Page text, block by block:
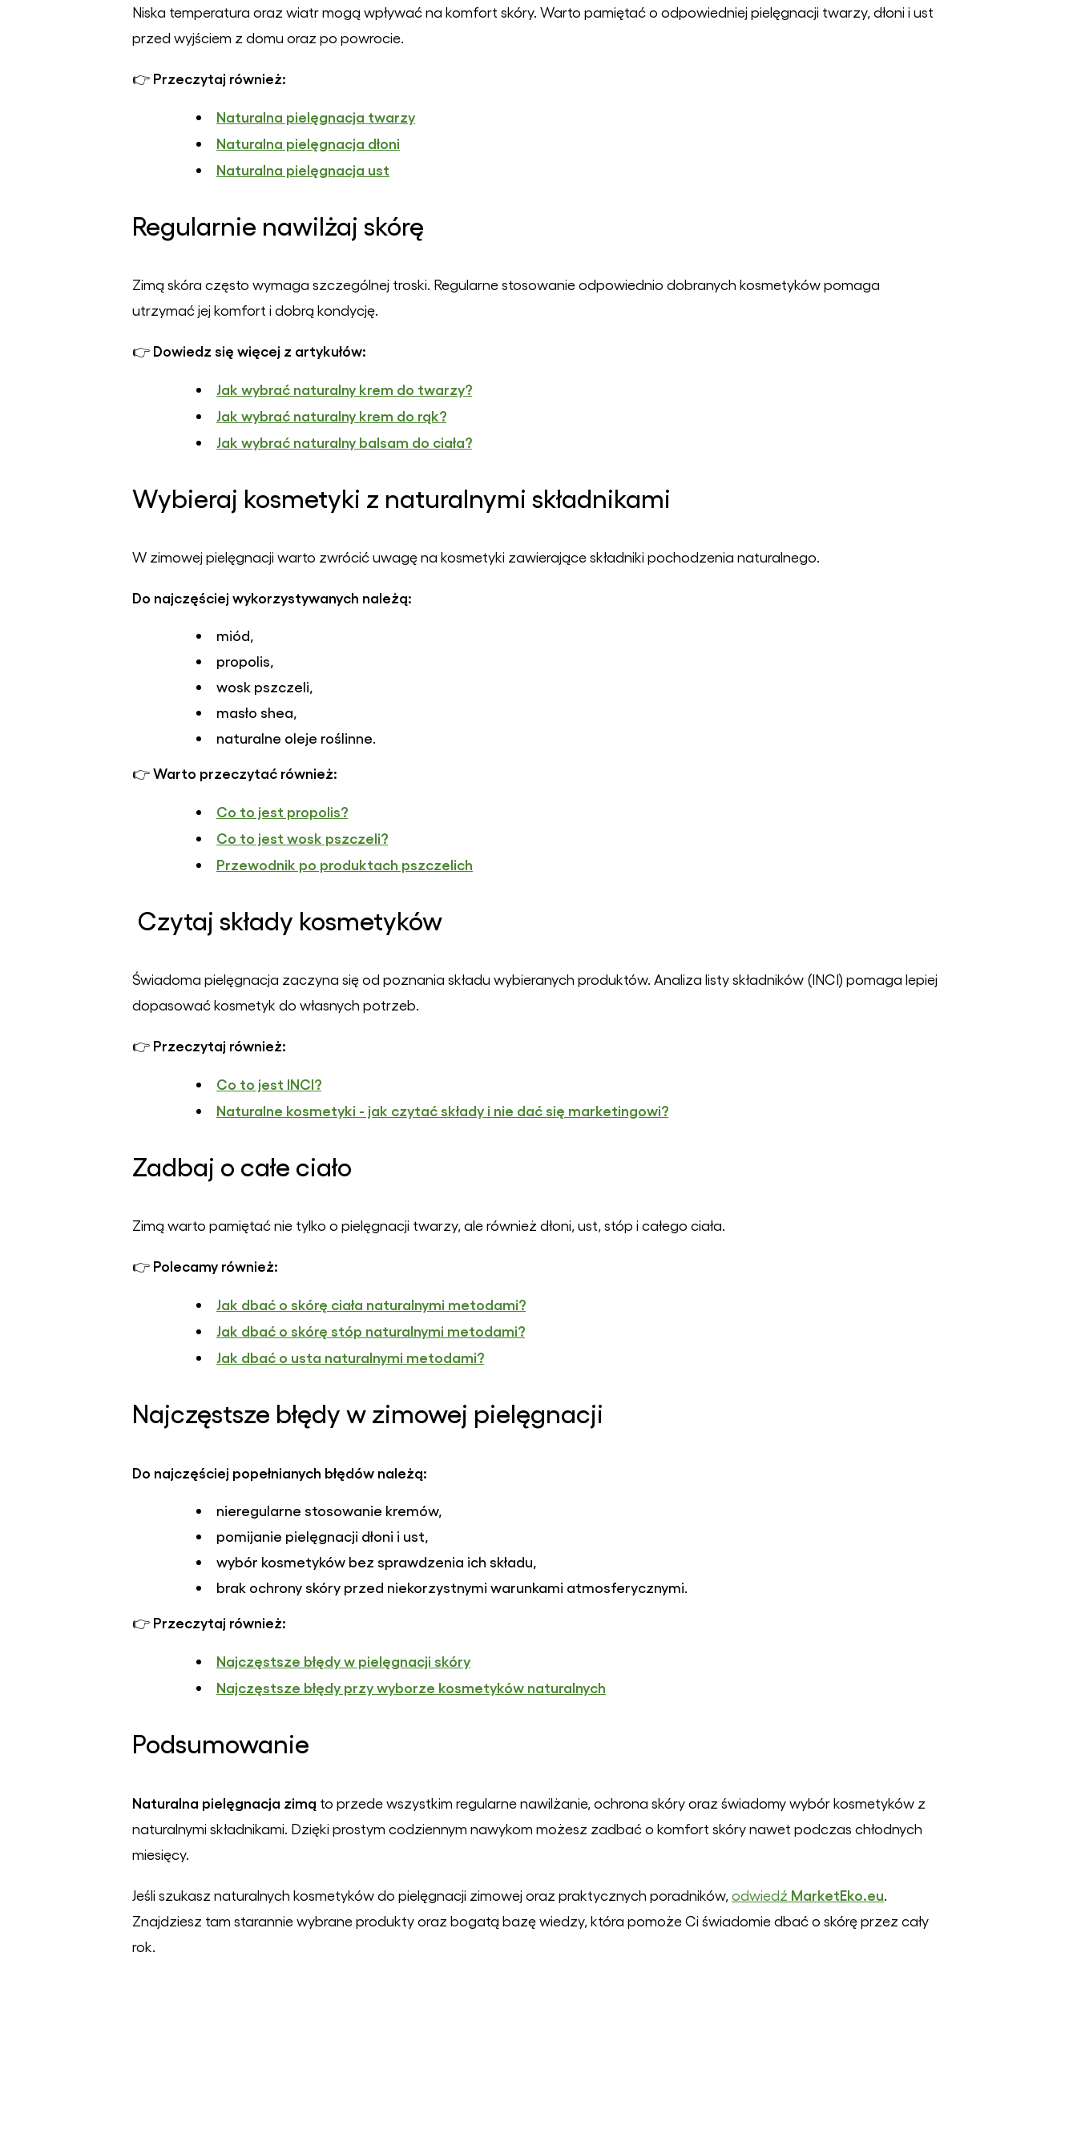
Niska temperatura oraz wiatr mogą wpływać na komfort skóry. Warto pamiętać o odpowiedniej pielęgnacji twarzy, dłoni i ust
przed wyjściem z domu oraz po powrocie.
👉 Przeczytaj również:
Naturalna pielęgnacja twarzy
Naturalna pielęgnacja dłoni
Naturalna pielęgnacja ust
Regularnie nawilżaj skórę
Zimą skóra często wymaga szczególnej troski. Regularne stosowanie odpowiednio dobranych kosmetyków pomaga
utrzymać jej komfort i dobrą kondycję.
👉 Dowiedz się więcej z artykułów:
Jak wybrać naturalny krem do twarzy?
Jak wybrać naturalny krem do rąk?
Jak wybrać naturalny balsam do ciała?
Wybieraj kosmetyki z naturalnymi składnikami
W zimowej pielęgnacji warto zwrócić uwagę na kosmetyki zawierające składniki pochodzenia naturalnego.
Do najczęściej wykorzystywanych należą:
miód,
propolis,
wosk pszczeli,
masło shea,
naturalne oleje roślinne.
👉Warto przeczytać również:
Co to jest propolis?
Co to jest wosk pszczeli?
Przewodnik po produktach pszczelich
Czytaj składy kosmetyków
Świadoma pielęgnacja zaczyna się od poznania składu wybieranych produktów. Analiza listy składników (INCI) pomaga lepiej
dopasować kosmetyk do własnych potrzeb.
👉 Przeczytaj również:
Co to jest INCI?
Naturalne kosmetyki - jak czytać składy i nie dać się marketingowi?
Zadbaj o całe ciało
Zimą warto pamiętać nie tylko o pielęgnacji twarzy, ale również dłoni, ust, stóp i całego ciała.
👉 Polecamy również:
Jak dbać o skórę ciała naturalnymi metodami?
Jak dbać o skórę stóp naturalnymi metodami?
Jak dbać o usta naturalnymi metodami?
Najczęstsze błędy w zimowej pielęgnacji
Do najczęściej popełnianych błędów należą:
nieregularne stosowanie kremów,
pomijanie pielęgnacji dłoni i ust,
wybór kosmetyków bez sprawdzenia ich składu,
brak ochrony skóry przed niekorzystnymi warunkami atmosferycznymi.
👉 Przeczytaj również:
Najczęstsze błędy w pielęgnacji skóry
Najczęstsze błędy przy wyborze kosmetyków naturalnych
Podsumowanie
Naturalna pielęgnacja zimą to przede wszystkim regularne nawilżanie, ochrona skóry oraz świadomy wybór kosmetyków z
naturalnymi składnikami. Dzięki prostym codziennym nawykom możesz zadbać o komfort skóry nawet podczas chłodnych
miesięcy.
Jeśli szukasz naturalnych kosmetyków do pielęgnacji zimowej oraz praktycznych poradników, odwiedź MarketEko.eu
Znajdziesz tam starannie wybrane produkty oraz bogatą bazę wiedzy, która pomoże Ci świadomie dbać o skórę przez cały
rok.